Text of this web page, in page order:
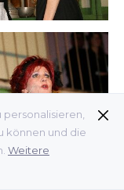
können und die
Weitere